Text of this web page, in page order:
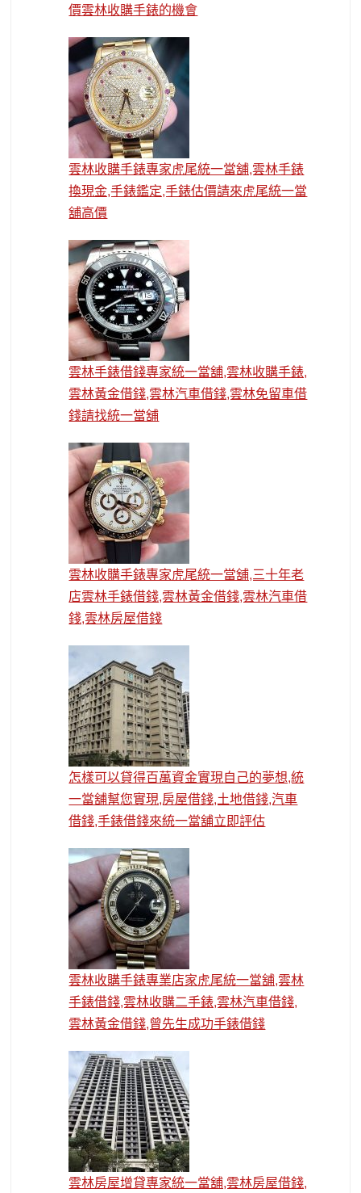
價雲林收購手錶的機會
雲林收購手錶專家虎尾統一當舖,雲林手錶
換現金,手錶鑑定,手錶估價請來虎尾統一當
舖高價
雲林手錶借錢專家統一當舖,雲林收購手錶,
雲林黃金借錢,雲林汽車借錢,雲林免留車借
錢請找統一當舖
雲林收購手錶專家虎尾統一當舖,三十年老
店雲林手錶借錢,雲林黃金借錢,雲林汽車借
錢,雲林房屋借錢
怎樣可以貸得百萬資金實現自己的夢想,統
一當舖幫您實現,房屋借錢,土地借錢,汽車
借錢,手錶借錢來統一當舖立即評估
雲林收購手錶專業店家虎尾統一當舖,雲林
手錶借錢,雲林收購二手錶,雲林汽車借錢,
雲林黃金借錢,曾先生成功手錶借錢
雲林房屋增貸專家統一當舖,雲林房屋借錢,